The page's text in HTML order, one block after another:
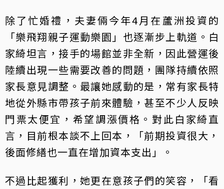
除了忙婚禮，夫妻倆今年4月在蘆洲投資的
「樂飛翔親子運動樂園」也逐漸步上軌道。白
家綺坦言，接手的場館並非全新，因此營運後
陸續出現一些需要改善的問題，團隊持續依照
家長意見調整。最讓她感動的是，常有家長特
地從外縣市帶孩子前來體驗，甚至不少人反映
門票太便宜，希望調漲價格。對此白家綺直
言，目前根本談不上回本，「前期投資很大，
後面修繕也一直在增加資本支出」。
不過比起獲利，她更在意孩子們的笑容，「看